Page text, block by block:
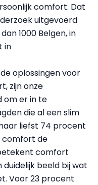
comfort. Dat
uitgevoerd
1000 Belgen, in
in
oplossingen voor
zijn onze
om er in te
die al een slim
liefst 74 procent
comfort de
comfort
duidelijk beeld bij wat
Voor 23 procent